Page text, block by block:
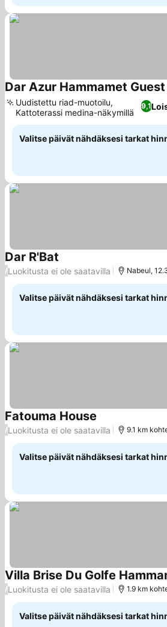
Dar Azur Hammamet
9,1
Uudistettu riad-muotoilu,
Kattoterassi medina-näkymillä
Valitse päivät nähdäksesi tarkat
Dar R'Bat
/Luokitusta ei ole saatavilla Nabeul,
Valitse päivät nähdäksesi tarkat
Fatouma House Katso hinnat
/Luokitusta ei ole saatavilla 9.1 km
Valitse päivät nähdäksesi tarkat
Villa Brise Du Golfe
/Luokitusta ei ole saatavilla 1.9 km
Valitse päivät nähdäksesi tarkat